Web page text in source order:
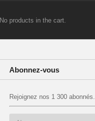
No products in the cart.
Abonnez-vous
Rejoignez nos 1 300 abonnés.